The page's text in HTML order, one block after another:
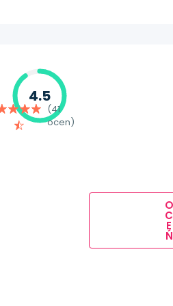
4.5
(41
ocen)
O
C
E
Ń